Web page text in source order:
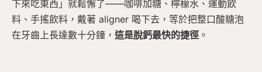
下來吃東西」就鬆懈了——咖啡加糖、檸檬水、運動飲
料、手搖飲料，戴著 aligner 喝下去，等於把整口酸糖泡
在牙齒上長達數十分鐘， 這是脫鈣最快的捷徑 。